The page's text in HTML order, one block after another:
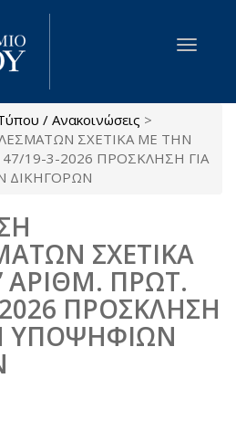
Toggle
/ Ανακοινώσεις >
ΣΧΕΤΙΚΑ ΜΕ ΤΗΝ
19-3-2026 ΠΡΟΣΚΛΗΣΗ ΓΙΑ
ΔΙΚΗΓΟΡΩΝ
ΣΧΕΤΙΚΑ
ΑΡΙΘΜ. ΠΡΩΤ.
ΠΡΟΣΚΛΗΣΗ
ΥΠΟΨΗΦΙΩΝ